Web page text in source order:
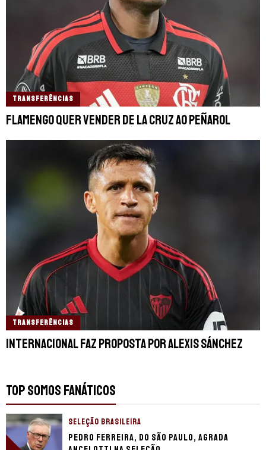
TRANSFERÊNCIAS
Flamengo quer vender De La Cruz ao Peñarol
TRANSFERÊNCIAS
Internacional faz proposta por Alexis Sánchez
TOP SOMOS FANÁTICOS
SELEÇÃO BRASILEIRA
Pedro Ferreira, do São Paulo, agrada